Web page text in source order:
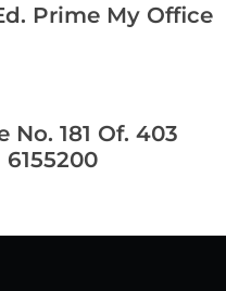
Prime My Office
181 Of. 403
6155200